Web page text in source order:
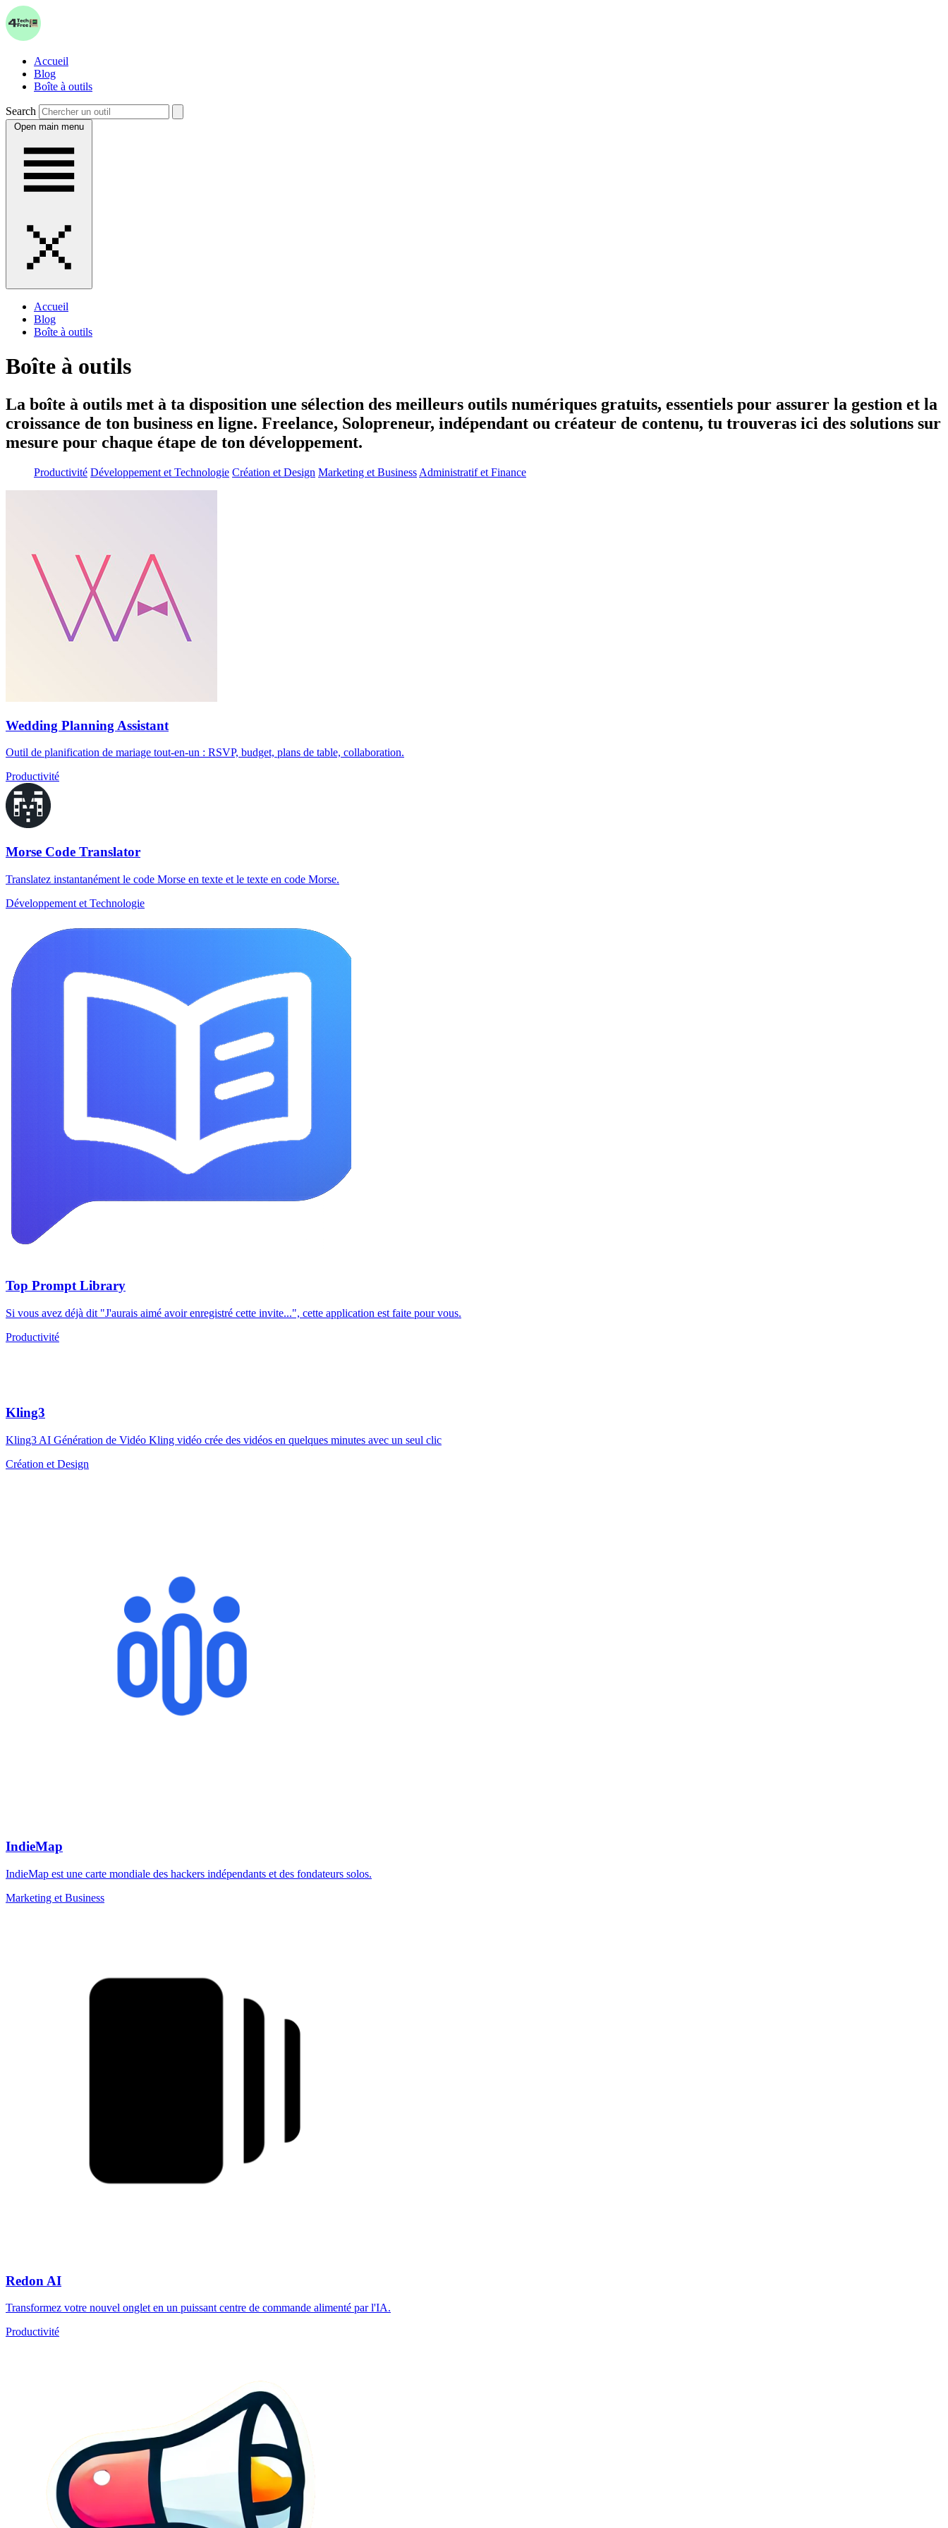
Accueil
Blog
Boîte à outils
Search
Open main menu
Accueil
Blog
Boîte à outils
Boîte à outils
La boîte à outils met à ta disposition une sélection des meilleurs outils numériques gratuits, essentiels pour assurer la gestion et la
croissance de ton business en ligne. Freelance, Solopreneur, indépendant ou créateur de contenu, tu trouveras ici des solutions sur
mesure pour chaque étape de ton développement.
Productivité Développement et Technologie Création et Design Marketing et Business Administratif et Finance
Wedding Planning Assistant
Outil de planification de mariage tout-en-un : RSVP, budget, plans de table, collaboration.
Productivité
Morse Code Translator
Translatez instantanément le code Morse en texte et le texte en code Morse.
Développement et Technologie
Top Prompt Library
Si vous avez déjà dit "J'aurais aimé avoir enregistré cette invite...", cette application est faite pour vous.
Productivité
Kling3
Kling3 AI Génération de Vidéo Kling vidéo crée des vidéos en quelques minutes avec un seul clic
Création et Design
IndieMap
IndieMap est une carte mondiale des hackers indépendants et des fondateurs solos.
Marketing et Business
Redon AI
Transformez votre nouvel onglet en un puissant centre de commande alimenté par l'IA.
Productivité